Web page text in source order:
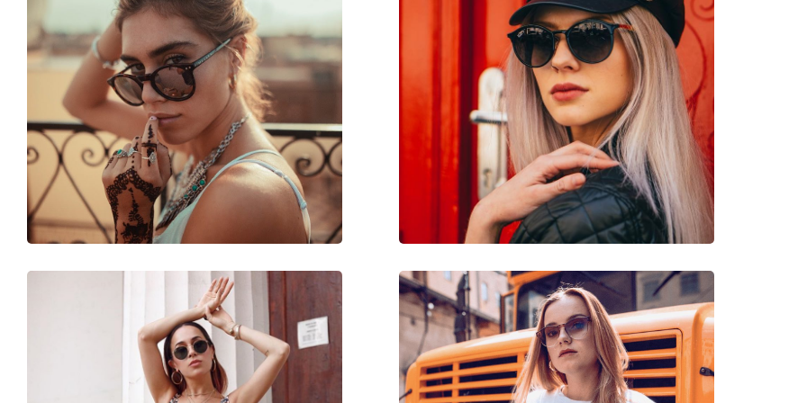
Materialul ramei :
Mărime:
XXS
Lățimea ramei:
102 mm
Lungimea brațelor:
100 mm
Lățimea punții nazale:
9 mm
Greutate:
105 g
Pernițe reglabile pentru nas:
Nu
Balama flexibilă:
Nu
Accesorii
Suport:
Nu
Lavetă pentru curățat:
Nu
Copii
9 - 36 luni